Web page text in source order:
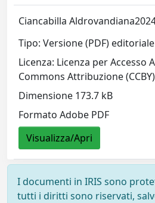
Ciancabilla
Tipo: Versione (PDF)
Licenza: Licenza per Accesso
Commons Attribuzione (CCBY)
Dimensione 173.7 kB
Formato Adobe PDF
Visualizza/Apri
I documenti in IRIS sono
tutti i diritti sono riservati,